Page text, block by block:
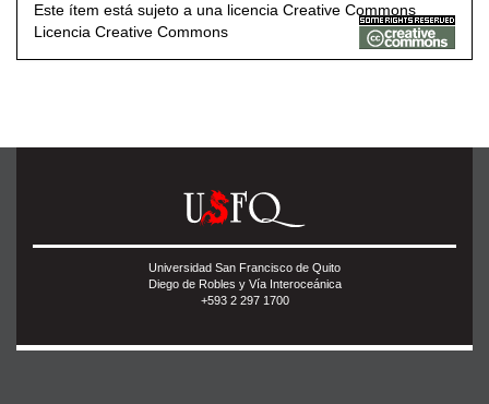
Este ítem está sujeto a una licencia Creative Commons
Licencia Creative Commons
Universidad San Francisco de Quito
Diego de Robles y Vía Interoceánica
+593 2 297 1700